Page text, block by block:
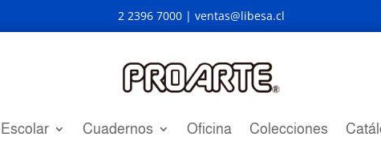
2 2396 7000 | ventas@libesa.cl
Escolar Cuadernos Oficina Colecciones